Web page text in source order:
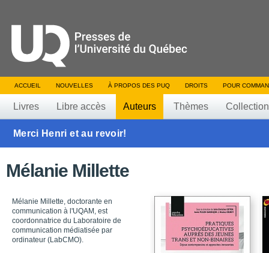
ACCUEIL NOUVELLES À PROPOS DES PUQ DROITS POUR
Livres Libre accès Auteurs Thèmes
Merci Henri et au revoir!
Mélanie Millette
Mélanie Millette, doctorante en
communication à l'UQAM, est
coordonnatrice du Laboratoire de
communication médiatisée par
ordinateur (LabCMO).